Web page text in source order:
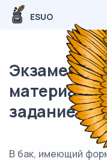
ESUO
материал
задание
В бак, имеющий